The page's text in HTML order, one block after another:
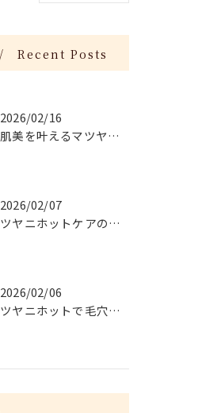
Recent Posts
2026/02/16
素肌美を叶えるマツヤニホットセラピーの効果
2026/02/07
マツヤニホットケアの正しい使い方と継続法
2026/02/06
マツヤニホットで毛穴・くすみ改善術